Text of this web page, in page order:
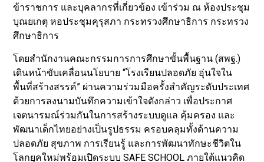
ข้าราชการ และบุคลากรที่เกี่ยวข้อง เข้าร่วม ณ ห้องประชุม
บุณยเกตุ หอประชุมคุรุสภา กระทรวงศึกษาธิการ กระทรวง
ศึกษาธิการ
โดยสำนักงานคณะกรรมการการศึกษาขั้นพื้นฐาน (สพฐ.)
เดินหน้าขับเคลื่อนนโยบาย “โรงเรียนปลอดภัย อุ่นใจใน
พื้นที่สร้างสรรค์” ผ่านความร่วมมือครั้งสำคัญระดับประเทศ
ด้วยการลงนามบันทึกความเข้าใจดังกล่าว เพื่อประกาศ
เจตนารมณ์ร่วมกันในการสร้างระบบดูแล คุ้มครอง และ
พัฒนาเด็กไทยอย่างเป็นรูปธรรม ครอบคลุมทั้งด้านความ
ปลอดภัย สุขภาพ การเรียนรู้ และการพัฒนาทักษะชีวิตใน
โลกยุคใหม่พร้อมเปิดระบบ SAFE SCHOOL ภายใต้แนวคิด